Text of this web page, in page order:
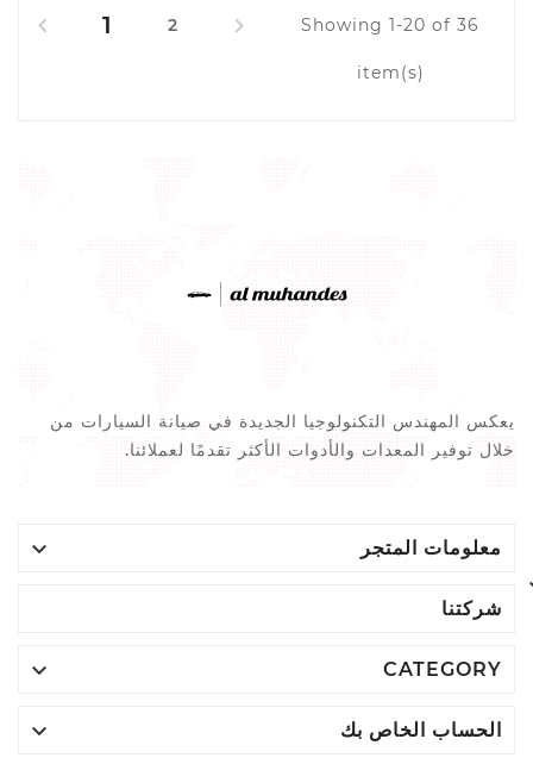
Showing 1-20 of 36
item(s)
 1 2 
يعكس المهندس التكنولوجيا الجديدة في صيانة السيارات من
خلال توفير المعدات والأدوات الأكثر تقدمًا لعملائنا.
معلومات المتجر 
شركتنا
CATEGORY

الحساب الخاص بك 